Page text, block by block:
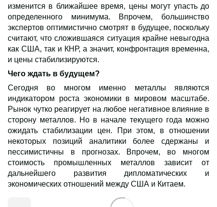
изменится в ближайшее время, цены могут упасть до
определенного минимума. Впрочем, большинство
экспертов оптимистично смотрят в будущее, поскольку
считают, что сложившаяся ситуация крайне невыгодна
как США, так и КНР, а значит, конфронтация временна,
и цены стабилизируются.
Чего ждать в будущем?
Сегодня во многом именно металлы являются
индикатором роста экономики в мировом масштабе.
Рынок чутко реагирует на любое негативное влияние в
сторону металлов. Но в начале текущего года можно
ожидать стабилизации цен. При этом, в отношении
некоторых позиций аналитики более сдержаны и
пессимистичны в прогнозах. Впрочем, во многом
стоимость промышленных металлов зависит от
дальнейшего развития дипломатических и
экономических отношений между США и Китаем.